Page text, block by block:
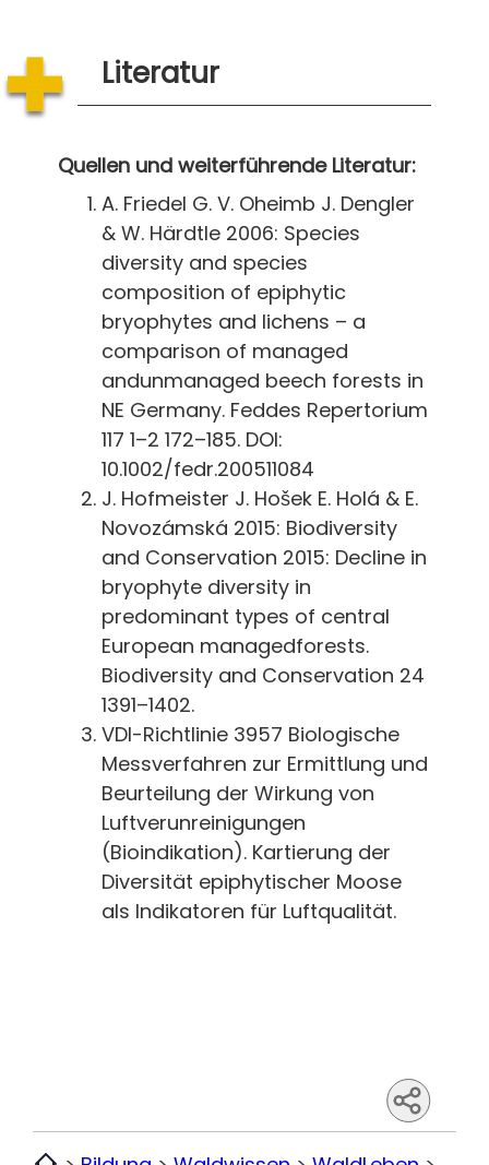
Literatur
Quellen und weiterführende Literatur:
A. Friedel G. V. Oheimb J. Dengler
& W. Härdtle 2006: Species
diversity and species
composition of epiphytic
bryophytes and lichens – a
comparison of managed
andunmanaged beech forests in
NE Germany. Feddes Repertorium
117 1–2 172–185. DOI:
10.1002/fedr.200511084
J. Hofmeister J. Hošek E. Holá & E.
Novozámská 2015: Biodiversity
and Conservation 2015: Decline in
bryophyte diversity in
predominant types of central
European managedforests.
Biodiversity and Conservation 24
1391–1402.
VDI-Richtlinie 3957 Biologische
Messverfahren zur Ermittlung und
Beurteilung der Wirkung von
Luftverunreinigungen
(Bioindikation). Kartierung der
Diversität epiphytischer Moose
als Indikatoren für Luftqualität.​